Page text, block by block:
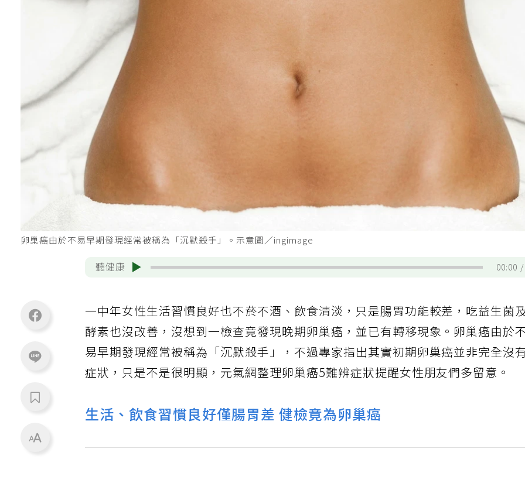
卵巢癌由於不易早期發現經常被稱為「沉默殺手」。示意圖／ingimage
聽健康 00:00
一中年女性生活習慣良好也不菸不酒、飲食清淡，只是腸胃功能較差，吃益生菌
酵素也沒改善，沒想到一檢查竟發現晚期卵巢癌，並已有轉移現象。卵巢癌由於
易早期發現經常被稱為「沉默殺手」，不過專家指出其實初期卵巢癌並非完全沒有
症狀，只是不是很明顯，元氣網整理卵巢癌5難辨症狀提醒女性朋友們多留意。
生活、飲食習慣良好僅腸胃差 健檢竟為卵巢癌